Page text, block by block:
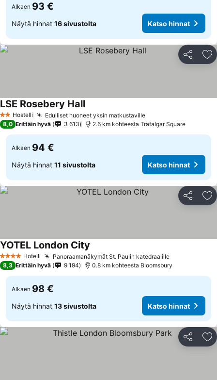
Alkaen 93 €
Näytä hinnat 16 sivustolta Katso hinnat
Jaa
2 Tähtiluokitus
Hostelli Edulliset huoneet yksin matkustavilleKatso hinnat
LSE Rosebery HallKatso hinnat
8,0 Erittäin hyvä 3 613 2.6 km kohteesta Trafalgar Square
Alkaen 94 €
Näytä hinnat 11 sivustolta Katso hinnat
Jaa
4 Tähtiluokitus
Hotelli Panoraamanäkymät St. Paulin katedraalilleKatso hinnat
YOTEL London City
8,3 Erittäin hyvä 9 194 0.8 km kohteesta Bloomsbury
Alkaen 98 €
Näytä hinnat 13 sivustolta Katso hinnat
Jaa